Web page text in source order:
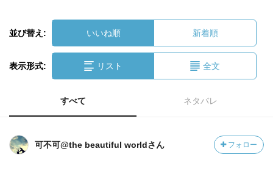
並び替え: いいね順 新着順
表示形式: リスト 全文
すべて ネタバレ
可不可@the beautiful worldさん フォロー